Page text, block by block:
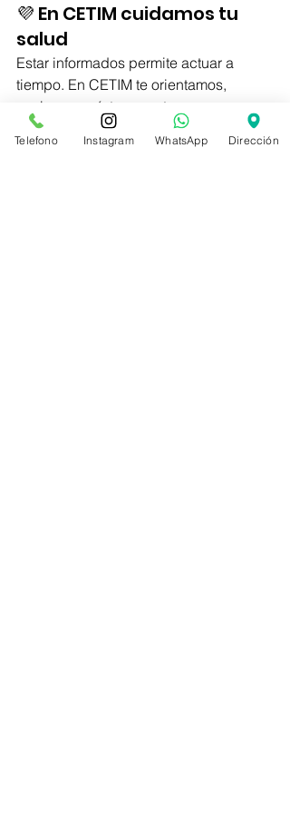
💜 En CETIM cuidamos tu
salud
Estar informados permite actuar a
tiempo. En CETIM te orientamos,
evaluamos síntomas y te
acompañamos en la prevención y
cuidado de tu salud y la de tu familia.
Telefono Instagram WhatsApp Dirección